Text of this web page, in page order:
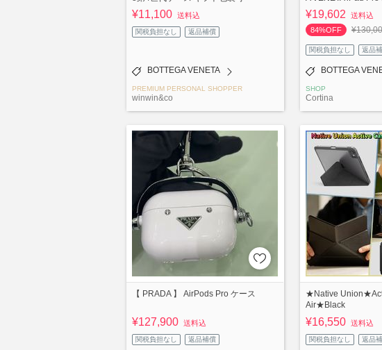
¥11,100 送料込
関税負担なし 返品補償
BOTTEGA VENETA
PREMIUM PERSONAL SHOPPER
winwin&co
¥19,602
送料込
84%OFF
関税負担なし 返品
BOTTEGA
SHOP
Cortina
【 PRADA 】 AirPods Pro ケース
¥127,900 送料込
関税負担なし 返品補償
★Native
Air★Black
¥16,550 送料込
関税負担なし 返品